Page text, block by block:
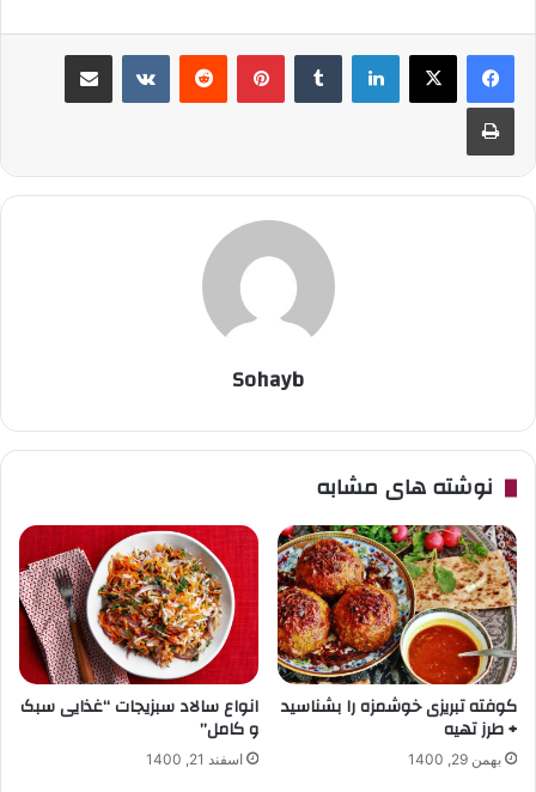
لینکدین ‫تامبلر پینترست‫رددیت ‫VKontakteاشتراک گذاری از طریق ایمیل
چاپ
Sohayb
نوشته های مشابه
کوفته تبریزی خوشمزه را بشناسید
+ طرز تهیه
بهمن 29, 1400
انواع سالاد سبزیجات “غذایی سبک
و کامل”
اسفند 21, 1400